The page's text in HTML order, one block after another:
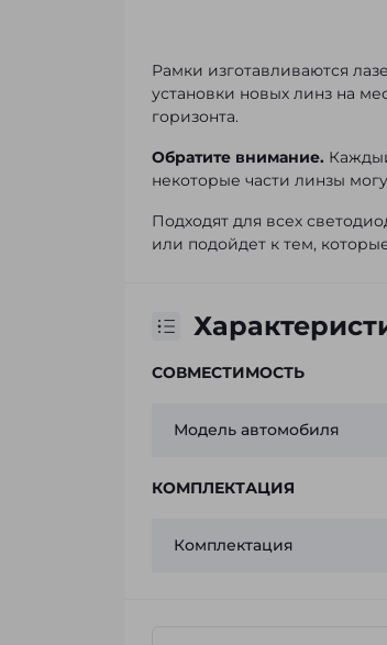
Рамки изготавливаются
установки новых линз на
горизонта.
Обратите внимание.
некоторые части линзы
Подходят для всех
или подойдет к тем,
СОВМЕСТИМОСТЬ
Модель автомобиля
КОМПЛЕКТАЦИЯ
Комплектация